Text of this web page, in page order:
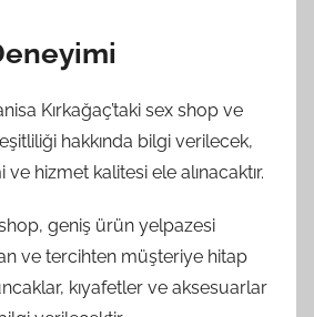
Kırkağaç’taki sex shop ve
hakkında bilgi verilecek,
ve hizmet kalitesi ele alınacaktır.
shop, geniş ürün yelpazesi
ve tercihten müşteriye hitap
kıyafetler ve aksesuarlar